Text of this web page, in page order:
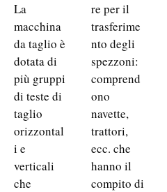
La
macchina
da taglio è
dotata di
più gruppi
di teste di
taglio
orizzontal
i e
verticali
che
re per il
trasferime
nto degli
spezzoni:
comprend
ono
navette,
trattori,
ecc. che
hanno il
compito di